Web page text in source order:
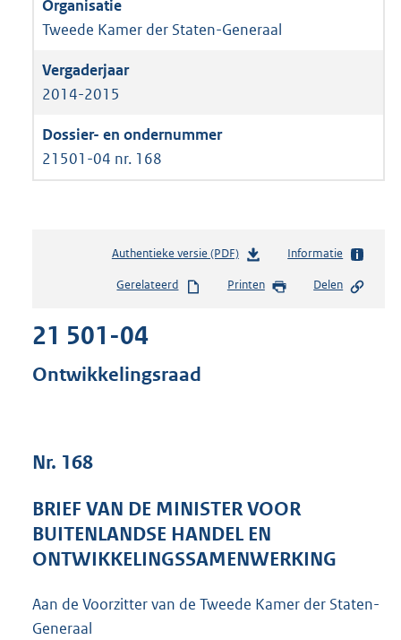
Tweede Kamer der Staten-Generaal
2014-2015
21501-04 nr. 168
Authentieke versie (PDF)b
s
e
:
4
b
Informatie
Gerelateerd Printen Delen
21 501-04
Ontwikkelingsraad
Nr. 168
BRIEF VAN DE MINISTER VOOR
BUITENLANDSE HANDEL EN
ONTWIKKELINGSSAMENWERKING
Aan de Voorzitter van de Tweede Kamer der Staten-
Generaal